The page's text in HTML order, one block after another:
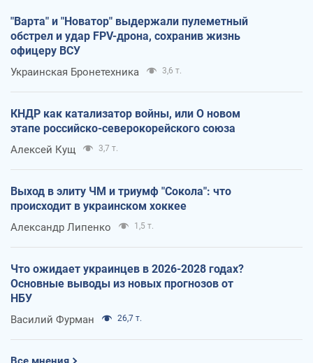
"Варта" и "Новатор" выдержали пулеметный
обстрел и удар FPV-дрона, сохранив жизнь
офицеру ВСУ
Украинская Бронетехника 3,6 т.
КНДР как катализатор войны, или О новом
этапе российско-северокорейского союза
Алексей Кущ 3,7 т.
Выход в элиту ЧМ и триумф "Сокола": что
происходит в украинском хоккее
Александр Липенко 1,5 т.
Что ожидает украинцев в 2026-2028 годах?
Основные выводы из новых прогнозов от
НБУ
Василий Фурман 26,7 т.